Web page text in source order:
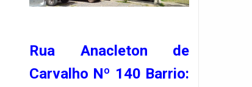
Rua Anacleton de
Carvalho Nº 140 Barrio: